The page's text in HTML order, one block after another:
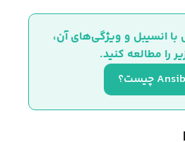
برای آشنایی کامل با انسیبل و ویژگی‌های آن،
را مطالعه کنید.